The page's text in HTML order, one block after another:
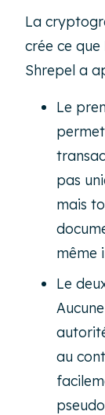
La
crée ce
Shrepel a
Le
pas
mais
même
Le
au